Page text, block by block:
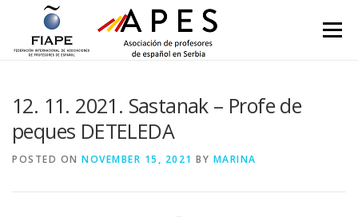
Skip to content
Menu
12. 11. 2021. Sastanak – Profe de
peques DETELEDA
POSTED ON NOVEMBER 15, 2021 BY MARINA